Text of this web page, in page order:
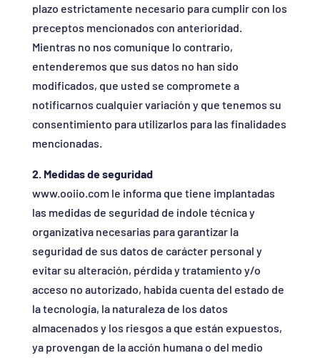
plazo estrictamente necesario para cumplir con los
preceptos mencionados con anterioridad.
Mientras no nos comunique lo contrario,
entenderemos que sus datos no han sido
modificados, que usted se compromete a
notificarnos cualquier variación y que tenemos su
consentimiento para utilizarlos para las finalidades
mencionadas.
2. Medidas de seguridad
www.ooiio.com le informa que tiene implantadas
las medidas de seguridad de índole técnica y
organizativa necesarias para garantizar la
seguridad de sus datos de carácter personal y
evitar su alteración, pérdida y tratamiento y/o
acceso no autorizado, habida cuenta del estado de
la tecnología, la naturaleza de los datos
almacenados y los riesgos a que están expuestos,
ya provengan de la acción humana o del medio